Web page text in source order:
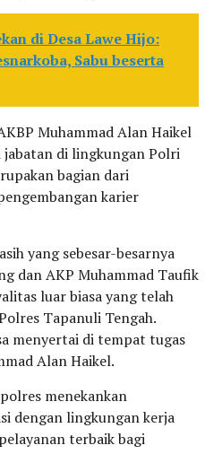
di Desa Lawe Hijo:
Sabu beserta
Muhammad Alan Haikel
jabatan di lingkungan Polri
bagian dari
karier
yang sebesar-besarnya
dan AKP Muhammad Taufik
luar biasa yang telah
Tapanuli Tengah.
menyertai di tempat tugas
Alan Haikel.
menekankan
dengan lingkungan kerja
terbaik bagi